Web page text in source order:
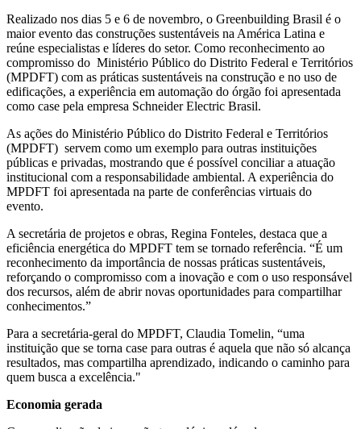
Realizado nos dias 5 e 6 de novembro, o Greenbuilding Brasil é o
maior evento das construções sustentáveis na América Latina e
reúne especialistas e líderes do setor. Como reconhecimento ao
compromisso do Ministério Público do Distrito Federal e Territórios
(MPDFT) com as práticas sustentáveis na construção e no uso de
edificações, a experiência em automação do órgão foi apresentada
como case pela empresa Schneider Electric Brasil.
As ações do Ministério Público do Distrito Federal e Territórios
(MPDFT) servem como um exemplo para outras instituições
públicas e privadas, mostrando que é possível conciliar a atuação
institucional com a responsabilidade ambiental. A experiência do
MPDFT foi apresentada na parte de conferências virtuais do
evento.
A secretária de projetos e obras, Regina Fonteles, destaca que a
eficiência energética do MPDFT tem se tornado referência. “É um
reconhecimento da importância de nossas práticas sustentáveis,
reforçando o compromisso com a inovação e com o uso responsável
dos recursos, além de abrir novas oportunidades para compartilhar
conhecimentos.”
Para a secretária-geral do MPDFT, Claudia Tomelin, “uma
instituição que se torna case para outras é aquela que não só alcança
resultados, mas compartilha aprendizado, indicando o caminho para
quem busca a excelência."
Economia gerada